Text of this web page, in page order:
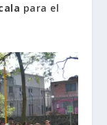
para el